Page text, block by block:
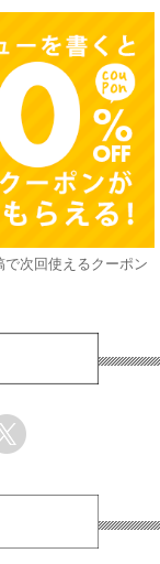
で次回使えるクーポン